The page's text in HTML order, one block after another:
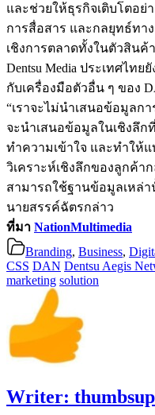
และช่วยให้ธุรกิจเติบโตอย่
การสื่อสาร และกลยุทธ์ทา
เชิงการตลาดทั้งในตัวสิน
Dentsu Media ประเทศไท
กับเครื่องมือตัวอื่น ๆ ของ
“เราจะไม่นำเสนอข้อมูลก
จะนำเสนอข้อมูลในเชิงลึก
ทำความเข้าใจ และทำให้
วิเคราะห์เชิงลึกของลูกค้า
สามารถใช้ฐานข้อมูลเหล่
นายสรรค์ฉัตรกล่าว
ที่มา NationMultimedia
Branding, Business,
CSS DAN Dentsu Aegis
marketing solution
Writer: